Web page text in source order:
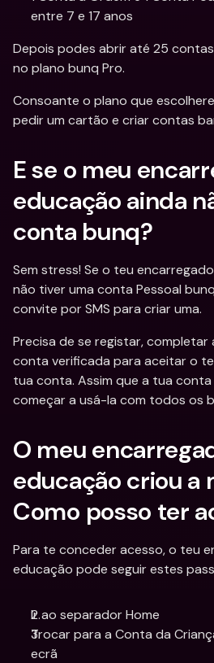
entre 7 e 17 anos
Depois podes abrir até 25
no plano bunq Pro.
Consoante o plano que
pedir um cartão e criar contas
E se o meu
educação ainda
conta bunq?
Sem stress! Se o teu
não tiver uma conta Pessoal
convite por SMS para criar uma.
Precisa de se registar,
conta verificada para aceitar o
tua conta. Assim que a tua
começar a usá-la com todos os
O meu
educação criou a
Como posso ter
Para te conceder acesso, o teu
educação pode seguir estes
Ir ao separador Home
Trocar para a Conta da
ecrã